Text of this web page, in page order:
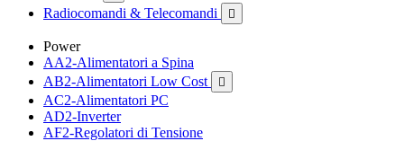
Radiocomandi & Telecomandi 
Power
AA2-Alimentatori a Spina
AB2-Alimentatori Low Cost

AC2-Alimentatori PC
AD2-Inverter
AF2-Regolatori di Tensione